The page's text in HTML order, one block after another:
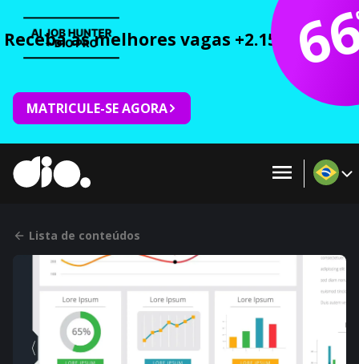
Receba as melhores vagas +2.150 cursos
MATRICULE-SE AGORA
Lista de conteúdos